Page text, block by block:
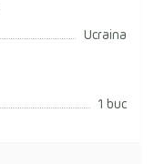
Ucraina
1 buc